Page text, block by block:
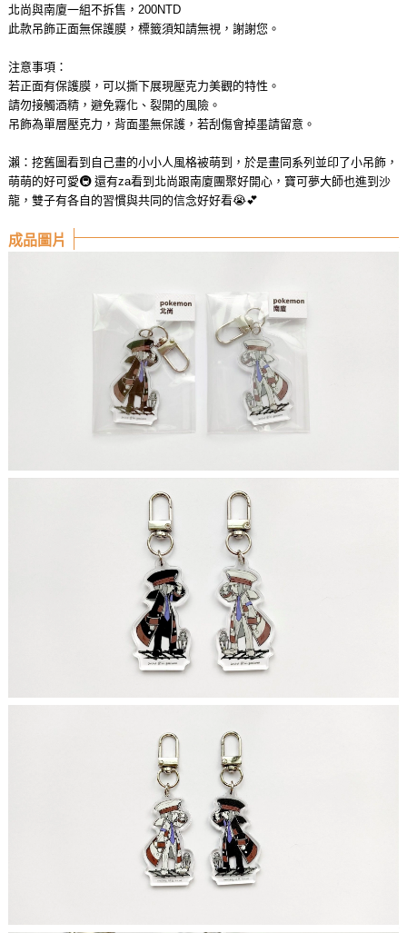
北尚與南廈一組不拆售，200NTD
此款吊飾正面無保護膜，標籤須知請無視，謝謝您。
注意事項：
若正面有保護膜，可以撕下展現壓克力美觀的特性。
請勿接觸酒精，避免霧化、裂開的風險。
吊飾為單層壓克力，背面墨無保護，若刮傷會掉墨請留意。
瀨：挖舊圖看到自己畫的小小人風格被萌到，於是畫同系列並印了小吊飾，
萌萌的好可愛🚇 還有za看到北尚跟南廈團聚好開心，寶可夢大師也進到沙
龍，雙子有各自的習慣與共同的信念好好看😭💕
成品圖片